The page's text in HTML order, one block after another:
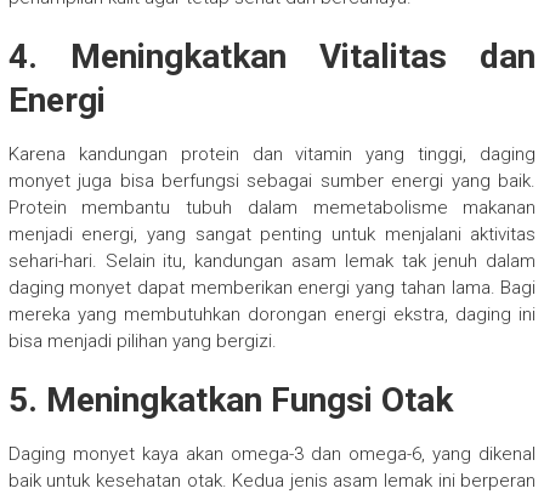
4. Meningkatkan Vitalitas dan
Energi
Karena kandungan protein dan vitamin yang tinggi, daging
monyet juga bisa berfungsi sebagai sumber energi yang baik.
Protein membantu tubuh dalam memetabolisme makanan
menjadi energi, yang sangat penting untuk menjalani aktivitas
sehari-hari. Selain itu, kandungan asam lemak tak jenuh dalam
daging monyet dapat memberikan energi yang tahan lama. Bagi
mereka yang membutuhkan dorongan energi ekstra, daging ini
bisa menjadi pilihan yang bergizi.
5. Meningkatkan Fungsi Otak
Daging monyet kaya akan omega-3 dan omega-6, yang dikenal
baik untuk kesehatan otak. Kedua jenis asam lemak ini berperan